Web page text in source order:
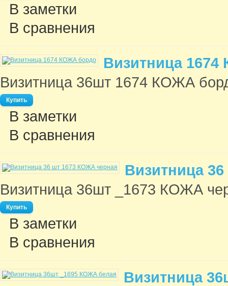
В заметки
В сравнения
Визитница
Визитница 36шт 1674 КОЖА
В заметки
В сравнения
Визитница
Визитница 36шт _1673 КОЖА
В заметки
В сравнения
Визитница